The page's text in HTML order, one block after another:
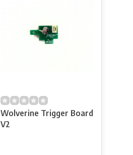
Wolverine Trigger Board
V2